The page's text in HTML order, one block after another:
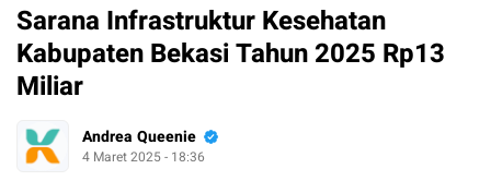
Sarana Infrastruktur Kesehatan
Kabupaten Bekasi Tahun 2025 Rp13
Miliar
Andrea Queenie
4 Maret 2025 - 18:36